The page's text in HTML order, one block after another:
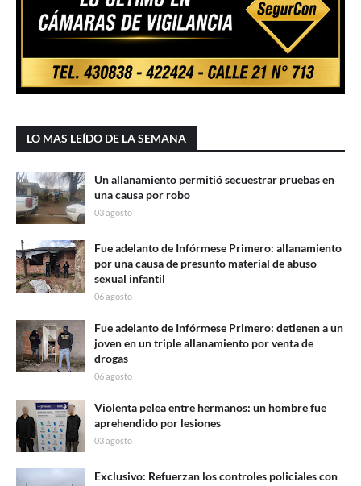
LO MAS LEÍDO DE LA SEMANA
Un allanamiento permitió secuestrar pruebas en
una causa por robo
03 agosto
Fue adelanto de Infórmese Primero: allanamiento
por una causa de presunto material de abuso
sexual infantil
06 agosto
Fue adelanto de Infórmese Primero: detienen a un
joven en un triple allanamiento por venta de
drogas
06 agosto
Violenta pelea entre hermanos: un hombre fue
aprehendido por lesiones
03 agosto
Exclusivo: Refuerzan los controles policiales con